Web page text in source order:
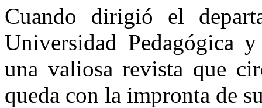
Cuando dirigió el
Universidad Pedagógica
una valiosa revista que
queda con la impronta de